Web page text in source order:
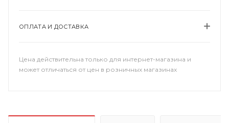
ОПЛАТА И ДОСТАВКА
Цена действительна только для интернет-магазина и
может отличаться от цен в розничных магазинах